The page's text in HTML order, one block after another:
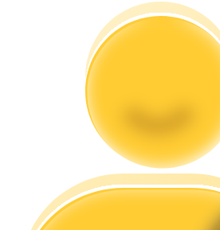
Hướng dẫn
Hướng dẫn giao dịch Spot